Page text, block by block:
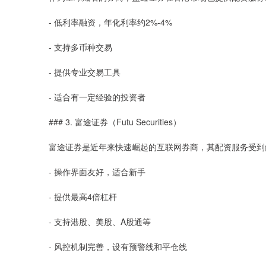
- 低利率融资，年化利率约2%-4%
- 支持多币种交易
- 提供专业交易工具
- 适合有一定经验的投资者
### 3. 富途证券（Futu Securities）
富途证券是近年来快速崛起的互联网券商，其配资服务受到
- 操作界面友好，适合新手
- 提供最高4倍杠杆
- 支持港股、美股、A股通等
- 风控机制完善，设有预警线和平仓线